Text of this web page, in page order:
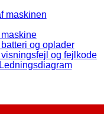
maskinen
og oplader
og fejlkode